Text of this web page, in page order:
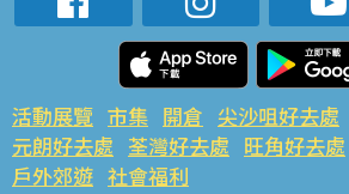
活動展覽 市集 開倉 尖沙咀好去處
元朗好去處 荃灣好去處 旺角好去處
戶外郊遊 社會福利